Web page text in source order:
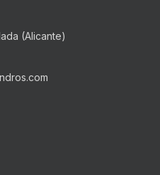
(Alicante)